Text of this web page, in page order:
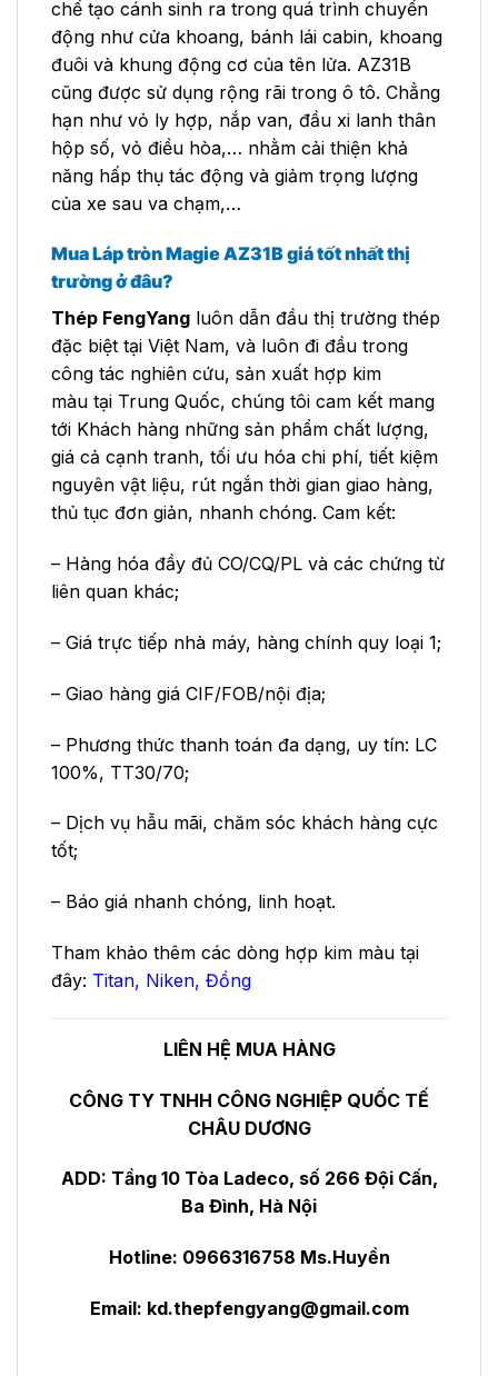
chế tạo cánh sinh ra trong quá trình chuyển
động như cửa khoang, bánh lái cabin, khoang
đuôi và khung động cơ của tên lửa. AZ31B
cũng được sử dụng rộng rãi trong ô tô. Chẳng
hạn như vỏ ly hợp, nắp van, đầu xi lanh thân
hộp số, vỏ điều hòa,… nhằm cải thiện khả
năng hấp thụ tác động và giảm trọng lượng
của xe sau va chạm,…
Mua Láp tròn Magie AZ31B giá tốt nhất thị
trường ở đâu?
Thép FengYang luôn dẫn đầu thị trường thép
đặc biệt tại Việt Nam, và luôn đi đầu trong
công tác nghiên cứu, sản xuất hợp kim
màu tại Trung Quốc, chúng tôi cam kết mang
tới Khách hàng những sản phẩm chất lượng,
giá cả cạnh tranh, tối ưu hóa chi phí, tiết kiệm
nguyên vật liệu, rút ngắn thời gian giao hàng,
thủ tục đơn giản, nhanh chóng. Cam kết:
– Hàng hóa đầy đủ CO/CQ/PL và các chứng từ
liên quan khác;
– Giá trực tiếp nhà máy, hàng chính quy loại 1;
– Giao hàng giá CIF/FOB/nội địa;
– Phương thức thanh toán đa dạng, uy tín: LC
100%, TT30/70;
– Dịch vụ hẫu mãi, chăm sóc khách hàng cực
tốt;
– Báo giá nhanh chóng, linh hoạt.
Tham khảo thêm các dòng hợp kim màu tại
đây: Titan, Niken, Đồng
LIÊN HỆ MUA HÀNG
CÔNG TY TNHH CÔNG NGHIỆP QUỐC TẾ
CHÂU DƯƠNG
ADD: Tầng 10 Tòa Ladeco, số 266 Đội Cấn,
Ba Đình, Hà Nội
Hotline: 0966316758 Ms.Huyền
Email: kd.thepfengyang@gmail.com